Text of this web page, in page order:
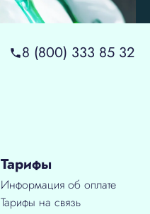
8 (800) 333 85 32
Тарифы
Информация об оплате
Тарифы на связь